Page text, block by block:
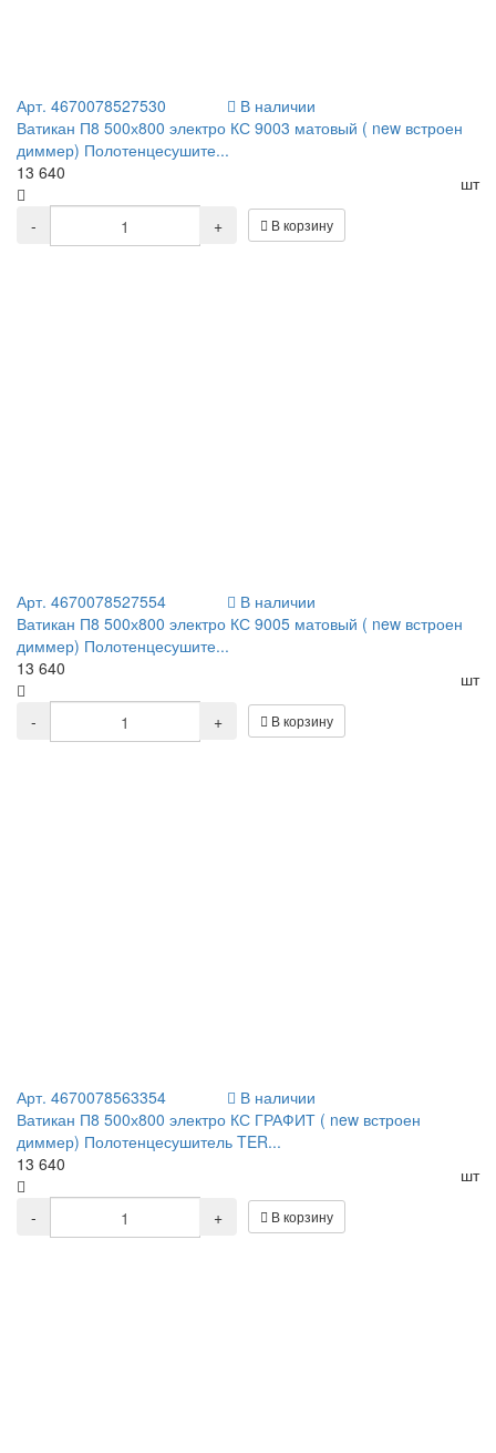
Арт. 4670078527530
В наличии
Ватикан П8 500х800 электро КС 9003 матовый ( new встроен
диммер) Полотенцесушите...
13 640
шт
-
+ В корзину
Арт. 4670078527554
В наличии
Ватикан П8 500х800 электро КС 9005 матовый ( new встроен
диммер) Полотенцесушите...
13 640
шт
-
+ В корзину
Арт. 4670078563354
В наличии
Ватикан П8 500х800 электро КС ГРАФИТ ( new встроен
диммер) Полотенцесушитель TER...
13 640
шт
-
+ В корзину